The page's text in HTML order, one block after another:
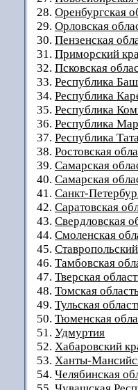
28. Оренбургская
29. Орловская
30. Пензенская
31. Приморский
32. Псковская
33. Республика
34. Республика
35. Республика
36. Республика
37. Республика
38. Ростовская
39. Самарская
40. Самарская
41. Санкт-
42. Саратовская
43. Свердловская
44. Смоленская
45.
46. Тамбовская
47. Тверская
48. Томская
49. Тульская
50. Тюменская
51. Удмуртия
52. Хабаровский
53. Ханты-
54. Челябинская